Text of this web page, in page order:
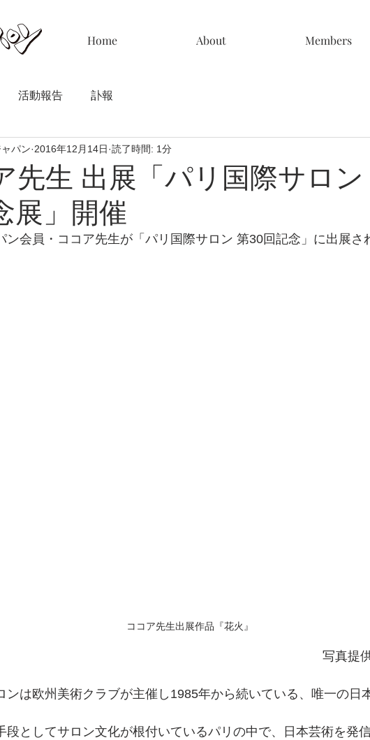
Home About Members
活動報告 訃報
先生 出展「パリ国際サロン
展」開催
パン 2016年12月14日 読了時間: 1分
ン会員・ココア先生が「パリ国際サロン 第30回記念」に出展さ
ココア先生出展作品『花火』
写真提
ンは欧州美術クラブが主催し1985年から続いている、唯一の日
段としてサロン文化が根付いているパリの中で、日本芸術を発